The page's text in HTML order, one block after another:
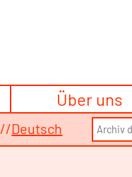
Über uns
//Deutsch
Search
for: